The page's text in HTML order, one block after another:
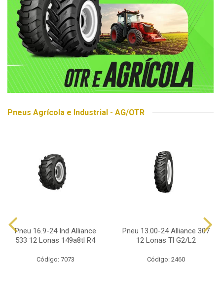
Pneus Agrícola e Industrial - AG/OTR
Pneu 16.9-24 Ind Alliance
533 12 Lonas 149a8tl R4
Código: 7073
Pneu 13.00-24 Alliance 307
12 Lonas Tl G2/L2
Código: 2460